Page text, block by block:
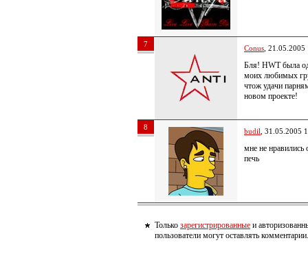
7 Conus ,
Бля! HWT была
моих любимых
чтож удачи
новом проекте!
8 budil , 31.05.2005
мне не нравились
печь
Только зарегистрированные и
пользователи могут оставлять комментарии.